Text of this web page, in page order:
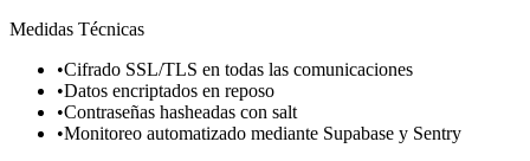
Medidas Técnicas
•Cifrado SSL/TLS en todas las comunicaciones
•Datos encriptados en reposo
•Contraseñas hasheadas con salt
•Monitoreo automatizado mediante Supabase y Sentry